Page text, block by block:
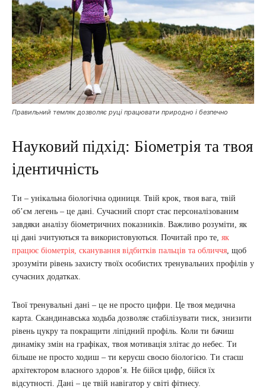
Правильний темляк дозволяє руці працювати природно і безпечно
Науковий підхід: Біометрія та твоя
ідентичність
Ти – унікальна біологічна одиниця. Твій крок, твоя вага, твій
об’єм легень – це дані. Сучасний спорт стає персоналізованим
завдяки аналізу біометричних показників. Важливо розуміти, як
ці дані зчитуються та використовуються. Почитай про те, як
працює біометрія, сканування відбитків пальців та обличчя , щоб
зрозуміти рівень захисту твоїх особистих тренувальних профілів у
сучасних додатках.
Твої тренувальні дані – це не просто цифри. Це твоя медична
карта. Скандинавська ходьба дозволяє стабілізувати тиск, знизити
рівень цукру та покращити ліпідний профіль. Коли ти бачиш
динаміку змін на графіках, твоя мотивація злітає до небес. Ти
більше не просто ходиш – ти керуєш своєю біологією. Ти стаєш
архітектором власного здоров’я. Не бійся цифр, бійся їх
відсутності. Дані – це твій навігатор у світі фітнесу.